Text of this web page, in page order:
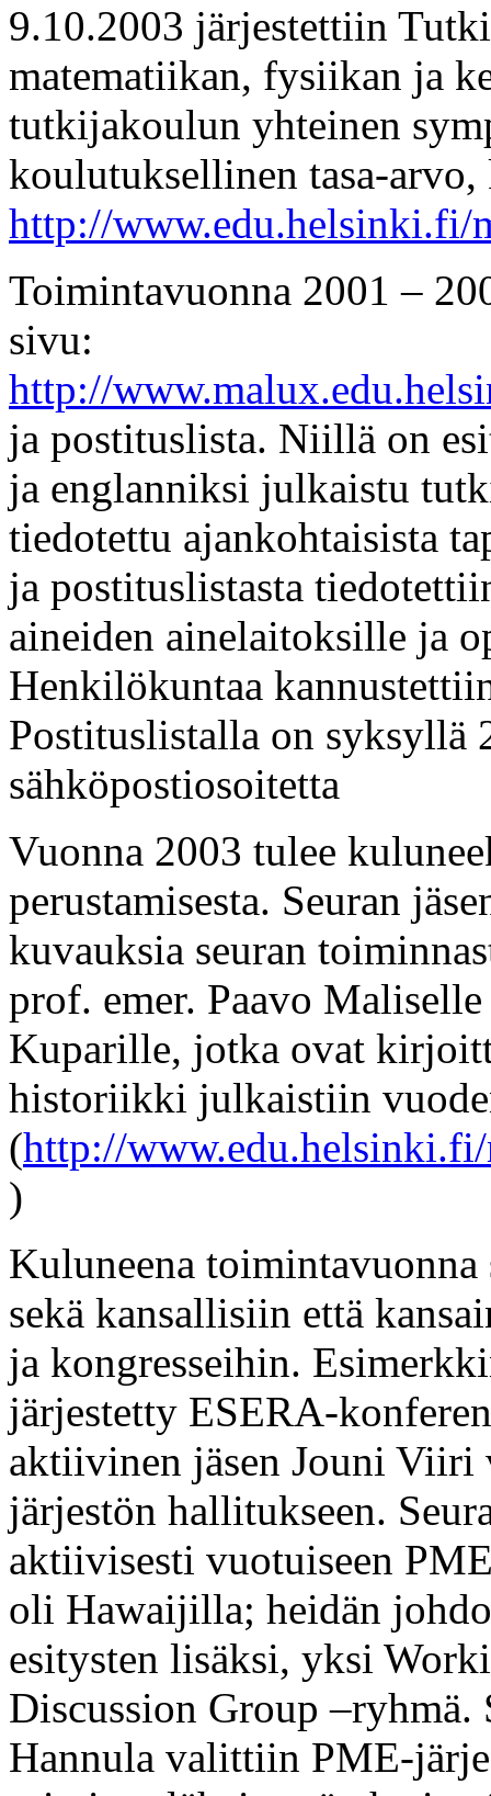
9.10.2003 järjestettiin
matematiikan, fysiikan ja
tutkijakoulun yhteinen
koulutuksellinen tasa-arvo,
http://www.edu.helsinki.fi/
Toimintavuonna 2001 –
sivu:
http://
ja postituslista. Niillä on
ja englanniksi julkaistu
tiedotettu ajankohtaisista
ja postituslistasta
aineiden ainelaitoksille ja
Henkilökuntaa
Postituslistalla on syksyllä
sähköpostiosoitetta
Vuonna 2003 tulee
perustamisesta. Seuran
kuvauksia seuran
prof. emer. Paavo
Kuparille, jotka ovat
historiikki julkaistiin
(http://
)
Kuluneena toimintavuonna
sekä kansallisiin että
ja kongresseihin.
järjestetty ESERA-
aktiivinen jäsen Jouni
järjestön hallitukseen.
aktiivisesti vuotuiseen
oli Hawaijilla; heidän
esitysten lisäksi, yksi
Discussion Group
Hannula valittiin PME-